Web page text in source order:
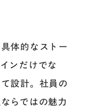
体的なストー
ンだけでな
設計。社員の
らではの魅力